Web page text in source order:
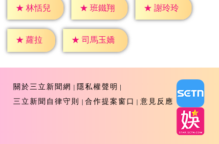
★ 林恬兒 ★ 班鐵翔 ★ 謝玲玲
★ 蘿拉 ★ 司馬玉嬌
關於三立新聞網
隱私權聲明
三立新聞自律守則
合作提案窗口 意見反應